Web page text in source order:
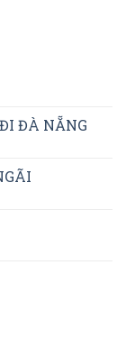
ĐÀ NẴNG